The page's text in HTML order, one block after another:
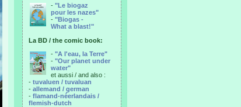
- "Le biogaz
pour les nazes"
- "Biogas -
What a blast!"
La BD / the comic book:
- "A l'eau, la Terre"
- "Our planet under
water"
et aussi / and also :
- tuvaluen / tuvaluan
- allemand / german
- flamand-néerlandais /
flemish-dutch